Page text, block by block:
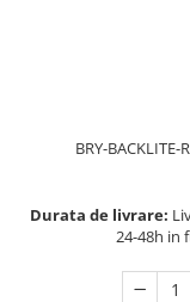
BRY-
Durata de livrare:
24-48h in